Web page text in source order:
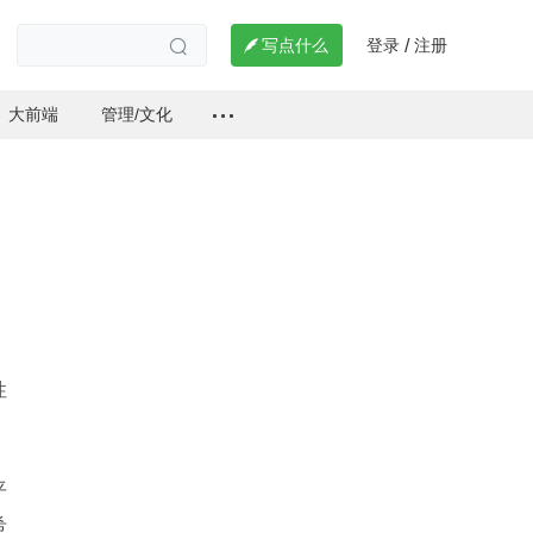
  写点什么 登录 / 注册
大前端 管理/文化